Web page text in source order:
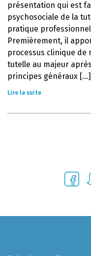
présentation qui est
psychosociale de la
pratique
Premièrement, il
processus clinique de
tutelle au majeur
principes généraux [...]
Lire la suite